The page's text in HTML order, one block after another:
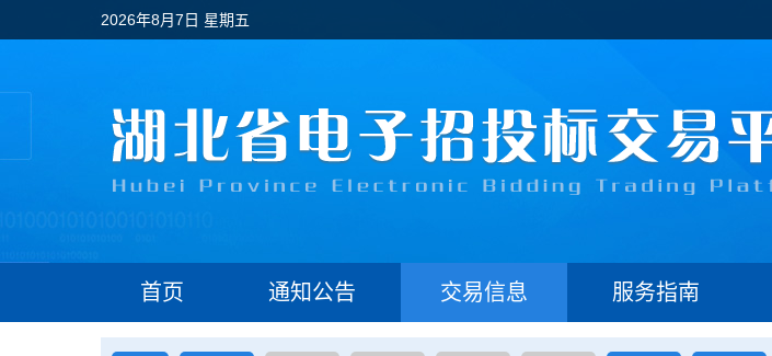
2026年8月7日 星期五
首页 通知公告 交易信息 服务指南